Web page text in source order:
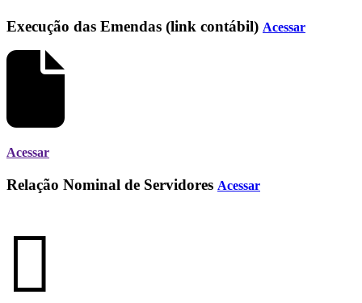
Execução das Emendas (link contábil) Acessar
Acessar
Relação Nominal de Servidores Acessar